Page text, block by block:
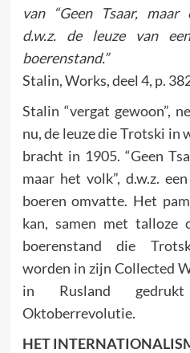
van “Geen Tsaar, maar
d.w.z. de leuze van
boerenstand.”
Stalin, Works, deel 4, p.
Stalin “vergat gewoon”,
nu, de leuze die Trotski in
bracht in 1905. “Geen
maar het volk”, d.w.z.
boeren omvatte. Het
kan, samen met talloze
boerenstand die
worden in zijn Collected
in Rusland
Oktoberrevolutie.
HET